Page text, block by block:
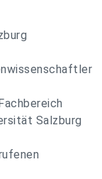
Salzburg